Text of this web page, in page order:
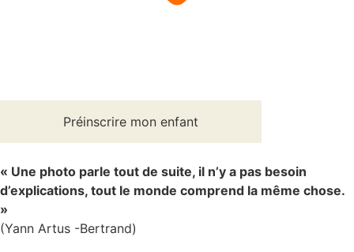
Préinscrire mon enfant
« Une photo parle tout de suite, il n’y a pas besoin
d’explications, tout le monde comprend la même chose.
»
(Yann Artus -Bertrand)